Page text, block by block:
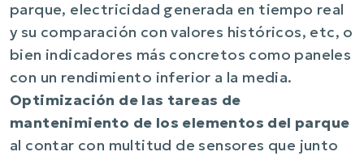
parque, electricidad generada en tiempo real
y su comparación con valores históricos, etc, o
bien indicadores más concretos como paneles
con un rendimiento inferior a la media.
Optimización de las tareas de
mantenimiento de los elementos del parque
al contar con multitud de sensores que junto